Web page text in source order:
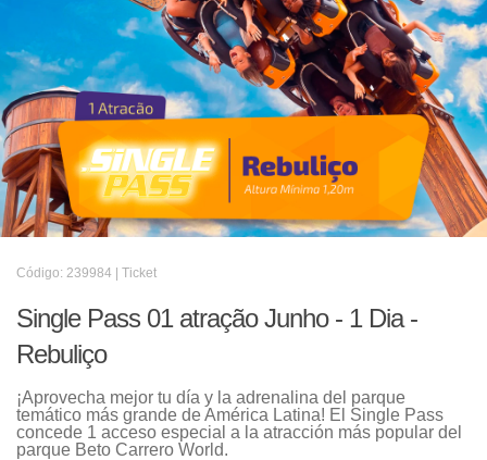
Código: 239984 | Ticket
Single Pass 01 atração Junho - 1 Dia -
Rebuliço
¡Aprovecha mejor tu día y la adrenalina del parque
temático más grande de América Latina! El Single Pass
concede 1 acceso especial a la atracción más popular del
parque Beto Carrero World.